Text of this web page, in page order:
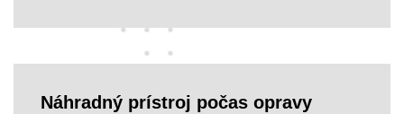
Náhradný prístroj počas opravy